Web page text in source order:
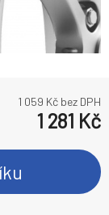
1 059 Kč bez DPH
1 281 Kč